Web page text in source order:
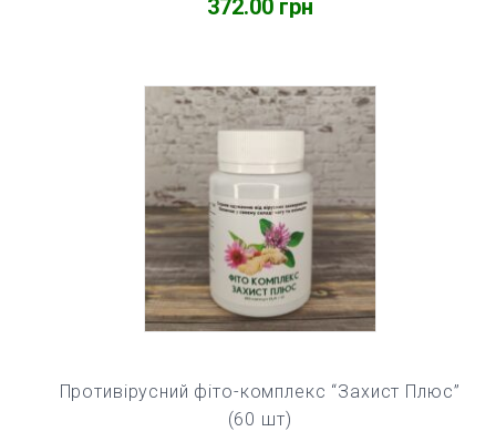
372.00 грн
Противірусний фіто-комплекс “Захист Плюс”
(60 шт)